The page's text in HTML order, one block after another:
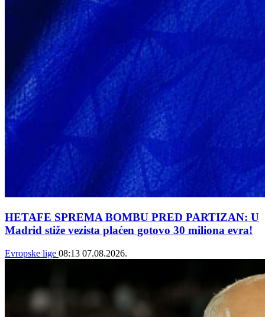
HETAFE SPREMA BOMBU PRED PARTIZAN: U
Madrid stiže vezista plaćen gotovo 30 miliona evra!
Evropske lige 08:13 07.08.2026.